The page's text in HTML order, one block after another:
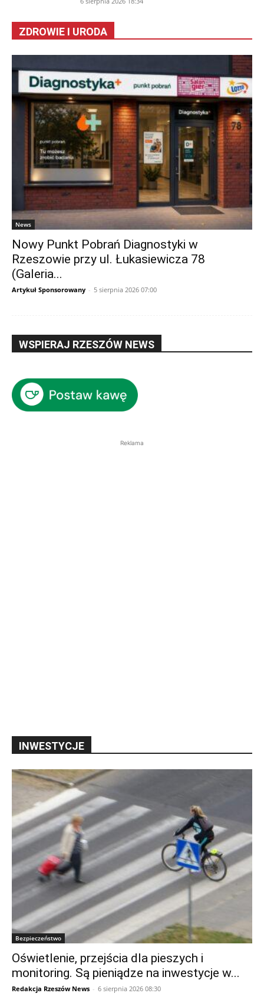
ZDROWIE I URODA
News
Nowy Punkt Pobrań Diagnostyki w
Rzeszowie przy ul. Łukasiewicza 78
(Galeria...
Artykuł Sponsorowany - 5 sierpnia 2026 07:00
WSPIERAJ RZESZÓW NEWS
Reklama
INWESTYCJE
Bezpieczeństwo
Oświetlenie, przejścia dla pieszych i
monitoring. Są pieniądze na inwestycje w...
Redakcja Rzeszów News - 6 sierpnia 2026 08:30